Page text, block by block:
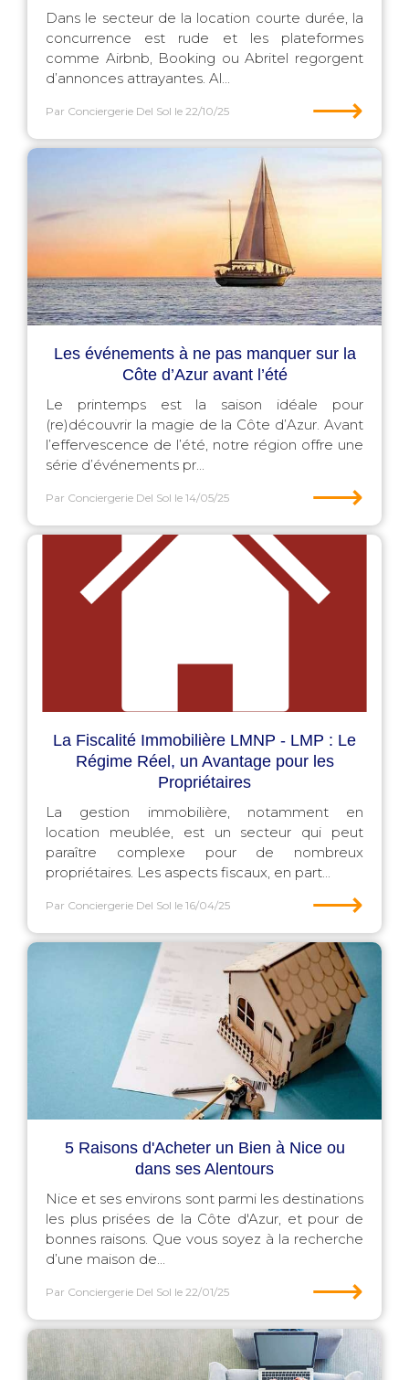
Dans le secteur de la location courte durée, la
concurrence est rude et les plateformes
comme Airbnb, Booking ou Abritel regorgent
d’annonces attrayantes. Al...
Par Conciergerie Del Sol le 22/10/25 ⟶
Les événements à ne pas manquer sur la
Côte d’Azur avant l’été
Le printemps est la saison idéale pour
(re)découvrir la magie de la Côte d’Azur. Avant
l’effervescence de l’été, notre région offre une
série d’événements pr...
Par Conciergerie Del Sol le 14/05/25 ⟶
La Fiscalité Immobilière LMNP - LMP : Le
Régime Réel, un Avantage pour les
Propriétaires
La gestion immobilière, notamment en
location meublée, est un secteur qui peut
paraître complexe pour de nombreux
propriétaires. Les aspects fiscaux, en part...
Par Conciergerie Del Sol le 16/04/25 ⟶
5 Raisons d'Acheter un Bien à Nice ou
dans ses Alentours
Nice et ses environs sont parmi les destinations
les plus prisées de la Côte d'Azur, et pour de
bonnes raisons. Que vous soyez à la recherche
d’une maison de...
Par Conciergerie Del Sol le 22/01/25 ⟶